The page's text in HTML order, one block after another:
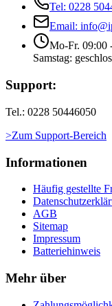
Tel: 0228
Email:
Mo-Fr. 09:00
Samstag:
Support:
Tel.: 0228 50446050
>Zum Support-Bereich
Informationen
Häufig gestellte
AGB
Sitemap
Impressum
Batteriehinweis
Mehr über